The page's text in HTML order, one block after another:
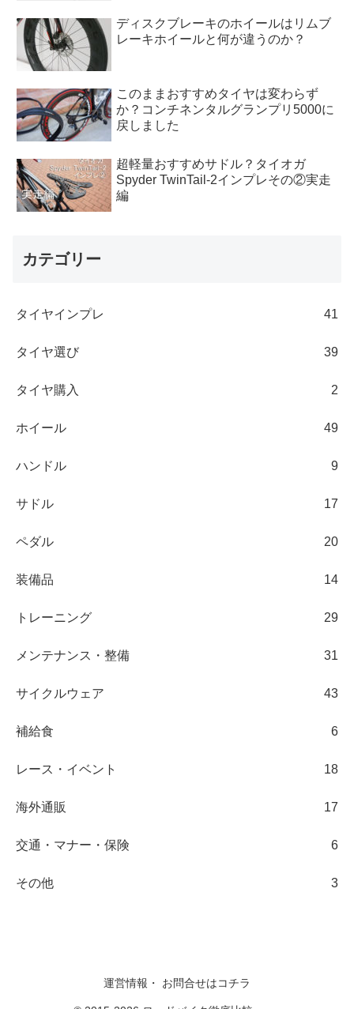
ディスクブレーキのホイールはリムブ
レーキホイールと何が違うのか？
このままおすすめタイヤは変わらず
か？コンチネンタルグランプリ5000に
戻しました
超軽量おすすめサドル？タイオガ
Spyder TwinTail-2インプレその②実走
編
カテゴリー
タイヤインプレ 41
タイヤ選び 39
タイヤ購入 2
ホイール 49
ハンドル 9
サドル 17
ペダル 20
装備品 14
トレーニング 29
メンテナンス・整備 31
サイクルウェア 43
補給食 6
レース・イベント 18
海外通販 17
交通・マナー・保険 6
その他 3
運営情報・ お問合せはコチラ